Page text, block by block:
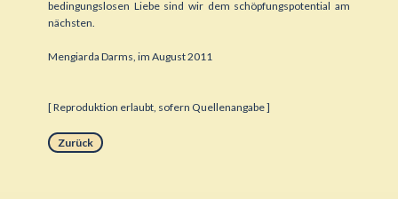
bedingungslosen Liebe sind wir dem schöpfungspotential am
nächsten.
Mengiarda Darms, im August 2011
[ Reproduktion erlaubt, sofern Quellenangabe ]
Zurück